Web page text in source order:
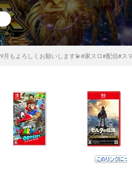
9月もよろしくお願いします💫#家スロ#配信#ス